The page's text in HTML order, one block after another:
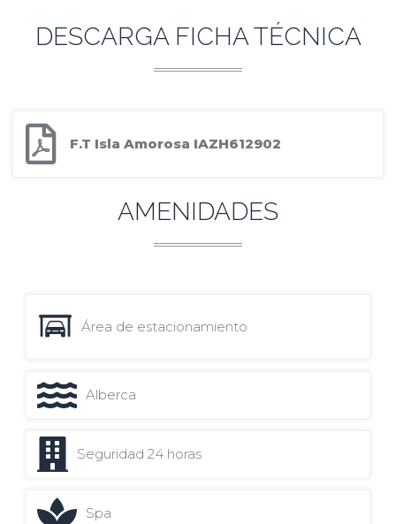
DESCARGA FICHA TÉCNICA
F.T Isla Amorosa IAZH612902
AMENIDADES
Área de estacionamiento
Alberca
Seguridad 24 horas
Spa